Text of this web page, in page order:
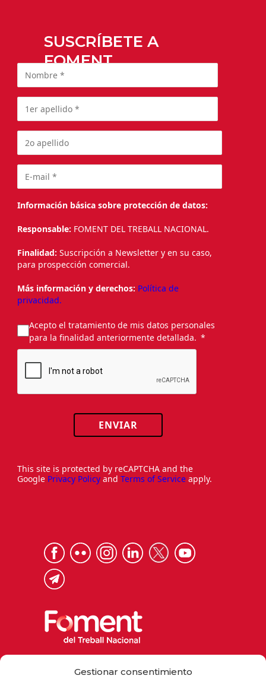
Gestionar consentimiento
SUSCRÍBETE A
FOMENT
Información básica sobre protección de datos:
Responsable: FOMENT DEL TREBALL NACIONAL.
Finalidad: Suscripción a Newsletter y en su caso,
para prospección comercial.
Más información y derechos: Política de
privacidad.
Acepto el tratamiento de mis datos personales
para la finalidad anteriormente detallada.
ENVIAR
This site is protected by reCAPTCHA and the
Google Privacy Policy and Terms of Service apply.